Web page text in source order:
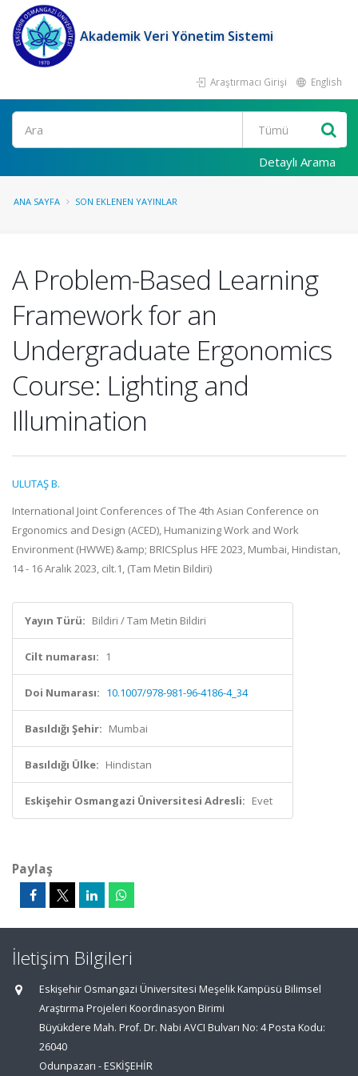
Akademik Veri Yönetim Sistemi
Araştırmacı Girişi English
Ara
Detaylı Arama
ANA SAYFA SON EKLENEN YAYINLAR
A Problem-Based Learning
Framework for an
Undergraduate Ergonomics
Course: Lighting and
Illumination
ULUTAŞ B.
International Joint Conferences of The 4th Asian Conference on
Ergonomics and Design (ACED), Humanizing Work and Work
Environment (HWWE) &amp; BRICSplus HFE 2023, Mumbai, Hindistan,
14 - 16 Aralık 2023, cilt.1, (Tam Metin Bildiri)
Yayın Türü: Bildiri / Tam Metin Bildiri
Cilt numarası: 1
Doi Numarası: 10.1007/978-981-96-4186-4_34
Basıldığı Şehir: Mumbai
Basıldığı Ülke: Hindistan
Eskişehir Osmangazi Üniversitesi Adresli: Evet
Paylaş
İletişim Bilgileri
Eskişehir Osmangazi Üniversitesi Meşelik Kampüsü Bilimsel
Araştırma Projeleri Koordinasyon Birimi
Büyükdere Mah. Prof. Dr. Nabi AVCI Bulvarı No: 4 Posta Kodu:
26040
Odunpazarı - ESKİŞEHİR